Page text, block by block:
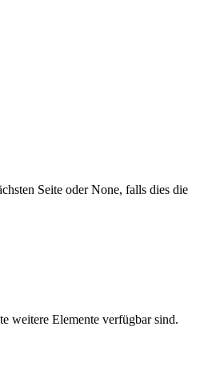
Seite oder None, falls dies die
weitere Elemente verfügbar sind.